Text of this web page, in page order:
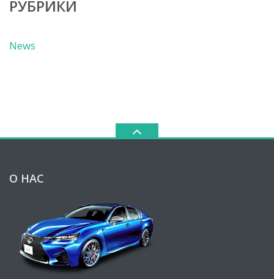
РУБРИКИ
News
О НАС